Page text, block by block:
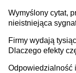
Wymyślony cytat,
nieistniejąca
firmie
Firmy wydają
Dlaczego efekty
Odpowiedzialność